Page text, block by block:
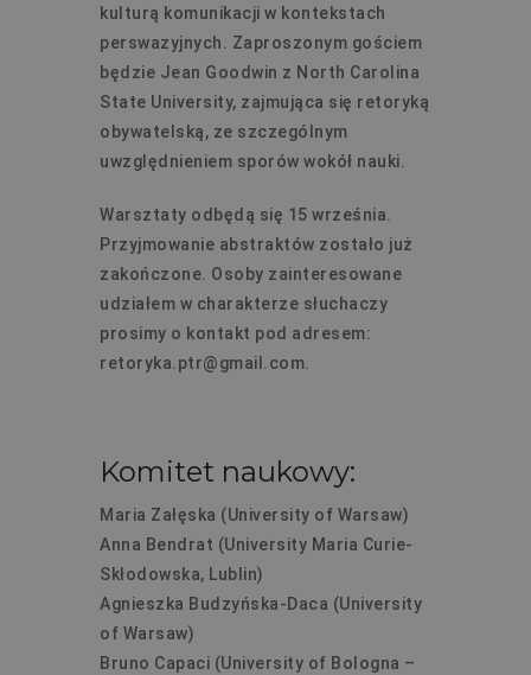
kulturą komunikacji w kontekstach
perswazyjnych. Zaproszonym gościem
będzie Jean Goodwin z North Carolina
State University, zajmująca się retoryką
obywatelską, ze szczególnym
uwzględnieniem sporów wokół nauki.
Warsztaty odbędą się 15 września.
Przyjmowanie abstraktów zostało już
zakończone. Osoby zainteresowane
udziałem w charakterze słuchaczy
prosimy o kontakt pod adresem:
retoryka.ptr@gmail.com.
Komitet naukowy:
Maria Załęska (University of Warsaw)
Anna Bendrat (University Maria Curie-
Skłodowska, Lublin)
Agnieszka Budzyńska-Daca (University
of Warsaw)
Bruno Capaci (University of Bologna –